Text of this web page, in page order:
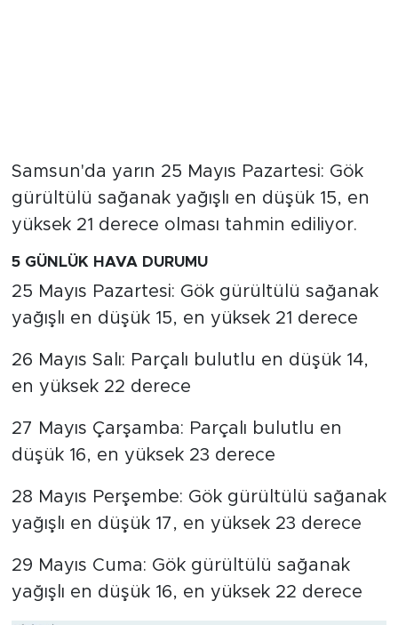
Samsun'da yarın 25 Mayıs Pazartesi: Gök
gürültülü sağanak yağışlı en düşük 15, en
yüksek 21 derece olması tahmin ediliyor.
5 GÜNLÜK HAVA DURUMU
25 Mayıs Pazartesi: Gök gürültülü sağanak
yağışlı en düşük 15, en yüksek 21 derece
26 Mayıs Salı: Parçalı bulutlu en düşük 14,
en yüksek 22 derece
27 Mayıs Çarşamba: Parçalı bulutlu en
düşük 16, en yüksek 23 derece
28 Mayıs Perşembe: Gök gürültülü sağanak
yağışlı en düşük 17, en yüksek 23 derece
29 Mayıs Cuma: Gök gürültülü sağanak
yağışlı en düşük 16, en yüksek 22 derece